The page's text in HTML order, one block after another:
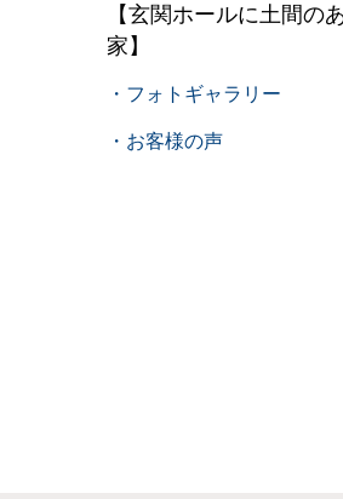
【玄関ホールに土間の
家】
・フォトギャラリー
・お客様の声